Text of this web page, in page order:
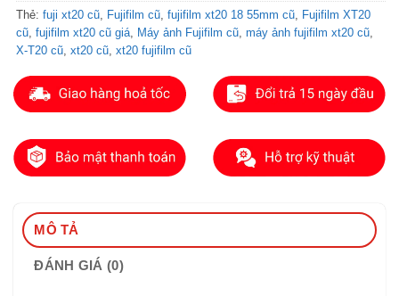
Thẻ: fuji xt20 cũ Fujifilm cũ fujifilm xt20 18 55mm cũ
Fujifilm XT20
cũ fujifilm xt20 cũ giá Máy ảnh Fujifilm cũ máy ảnh fujifilm xt20 cũ
X-T20 cũ xt20 cũ xt20 fujifilm cũ
MÔ TẢ
ĐÁNH GIÁ (0)